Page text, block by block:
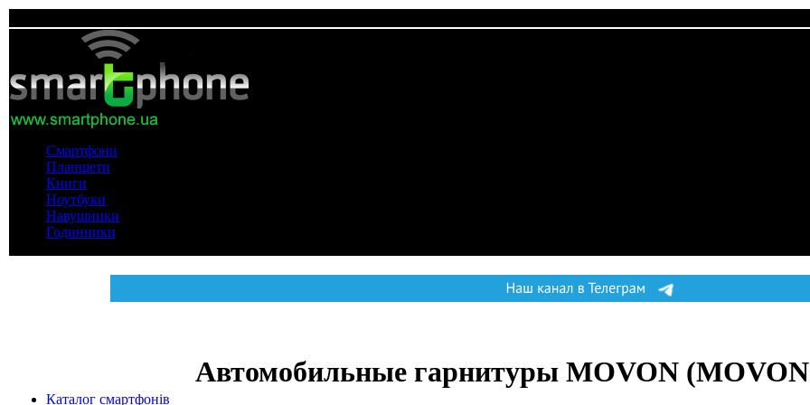
Смартфони
Планшети
Книги
Ноутбуки
Навушники
Годинники
Каталог смартфонів
Автомобильные гарнитуры MOVON